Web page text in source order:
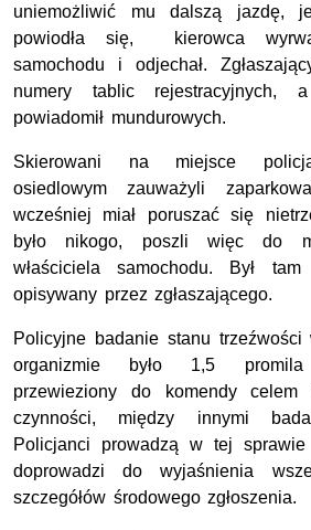
uniemożliwić mu dalszą jazdę,
powiodła się, kierowca
samochodu i odjechał.
numery tablic rejestracyjnych,
powiadomił mundurowych.
Skierowani na miejsce
osiedlowym zauważyli
wcześniej miał poruszać się
było nikogo, poszli więc do
właściciela samochodu. Był
opisywany przez zgłaszającego.
Policyjne badanie stanu
organizmie było 1,5
przewieziony do komendy celem
czynności, między innymi
Policjanci prowadzą w tej sprawie
doprowadzi do wyjaśnienia
szczegółów środowego zgłoszenia.